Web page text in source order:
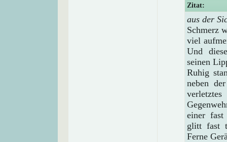
Zitat:
aus der
Schmerz
viel
Und
seinen
Ruhig
neben
einer fast
glitt fast
Ferne